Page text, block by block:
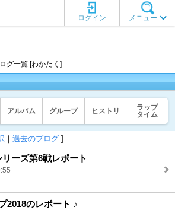
メニュー
ログイン
グ一覧 [わかたく]
アルバム グループ ヒストリ
ラップ
タイム
｜ 過去のブログ ]
ーズ第6戦レポート
2018のレポート ♪